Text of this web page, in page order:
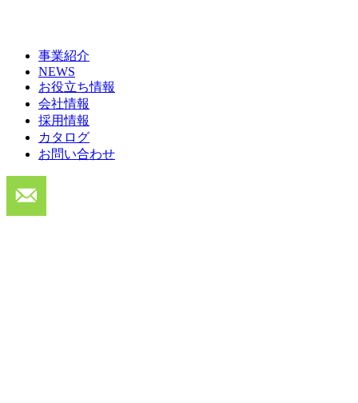
事業紹介
NEWS
お役立ち情報
会社情報
採用情報
カタログ
お問い合わせ